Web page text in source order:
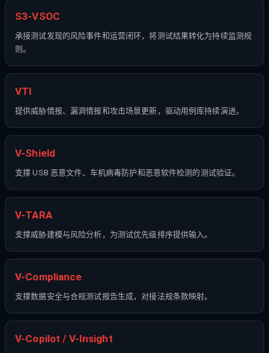
S3-VSOC
承接测试发现的风险事件和运营闭环，将测试结果转化为持续监测规
则。
VTI
提供威胁情报、漏洞情报和攻击场景更新，驱动用例库持续演进。
V-Shield
支撑 USB 恶意文件、车机病毒防护和恶意软件检测的测试验证。
V-TARA
支撑威胁建模与风险分析，为测试优先级排序提供输入。
V-Compliance
支撑数据安全与合规测试报告生成，对接法规条款映射。
V-Copilot / V-Insight